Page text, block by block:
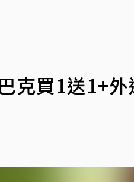
克買1送1+